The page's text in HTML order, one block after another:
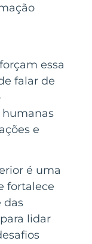
essa
falar de
humanas
e
é uma
fortalece
das
lidar